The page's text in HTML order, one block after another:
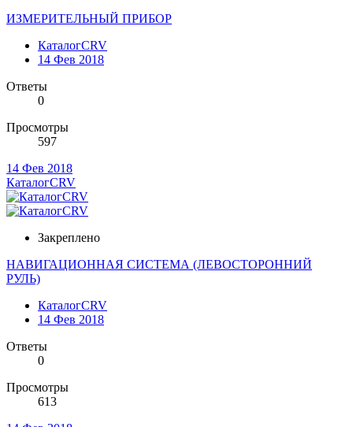
ИЗМЕРИТЕЛЬНЫЙ ПРИБОР
КаталогCRV
14 Фев 2018
Ответы
0
Просмотры
597
14 Фев 2018
КаталогCRV
Закреплено
НАВИГАЦИОННАЯ СИСТЕМА (ЛЕВОСТОРОННИЙ
РУЛЬ)
КаталогCRV
14 Фев 2018
Ответы
0
Просмотры
613